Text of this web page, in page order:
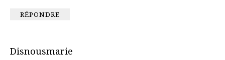
RÉPONDRE
Disnousmarie